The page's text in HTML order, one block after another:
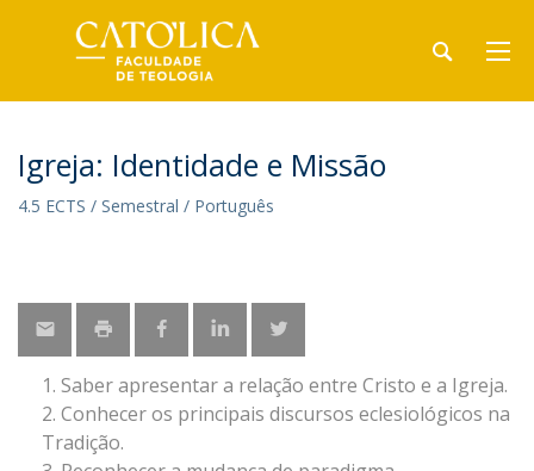
Igreja: Identidade e Missão
4.5 ECTS / Semestral / Português
Saber apresentar a relação entre Cristo e a Igreja.
Conhecer os principais discursos eclesiológicos na
Tradição.